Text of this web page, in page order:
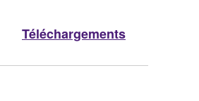
Téléchargements